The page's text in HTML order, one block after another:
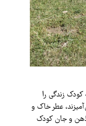
زندگی را
عطر خاک و
ذهن و جان کودک